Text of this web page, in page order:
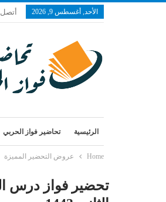
الأحد, أغسطس 9, 2026 أتصل
الرئيسية تحاضير فواز الحربي
Home عروض التحضير المميزة
تحضير فواز درس